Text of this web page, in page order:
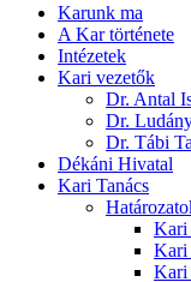
Karunk ma
A Kar története
Intézetek
Kari vezetők
Dr. Antal
Dr.
Dr. Tábi
Dékáni Hivatal
Kari Tanács
Kari
Kari
Kari